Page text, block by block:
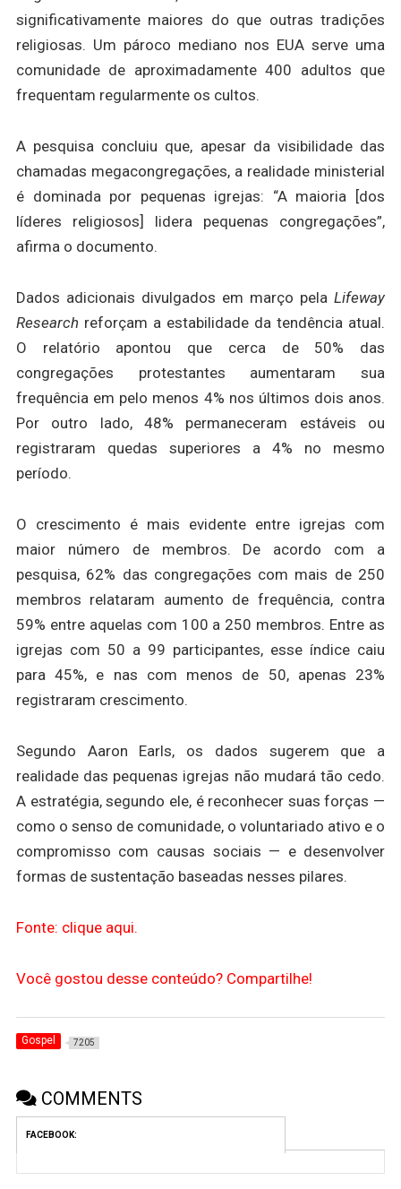
significativamente maiores do que outras tradições
religiosas. Um pároco mediano nos EUA serve uma
comunidade de aproximadamente 400 adultos que
frequentam regularmente os cultos.
A pesquisa concluiu que, apesar da visibilidade das
chamadas megacongregações, a realidade ministerial
é dominada por pequenas igrejas: “A maioria [dos
líderes religiosos] lidera pequenas congregações”,
afirma o documento.
Dados adicionais divulgados em março pelaLifeway
Research reforçam a estabilidade da tendência atual.
O relatório apontou que cerca de 50% das
congregações protestantes aumentaram sua
frequência em pelo menos 4% nos últimos dois anos.
Por outro lado, 48% permaneceram estáveis ou
registraram quedas superiores a 4% no mesmo
período.
O crescimento é mais evidente entre igrejas com
maior número de membros. De acordo com a
pesquisa, 62% das congregações com mais de 250
membros relataram aumento de frequência, contra
59% entre aquelas com 100 a 250 membros. Entre as
igrejas com 50 a 99 participantes, esse índice caiu
para 45%, e nas com menos de 50, apenas 23%
registraram crescimento.
Segundo Aaron Earls, os dados sugerem que a
realidade das pequenas igrejas não mudará tão cedo.
A estratégia, segundo ele, é reconhecer suas forças —
como o senso de comunidade, o voluntariado ativo e o
compromisso com causas sociais — e desenvolver
formas de sustentação baseadas nesses pilares.
Fonte: clique aqui.
Você gostou desse conteúdo? Compartilhe!
Gospel 7205
COMMENTS
FACEBOOK: